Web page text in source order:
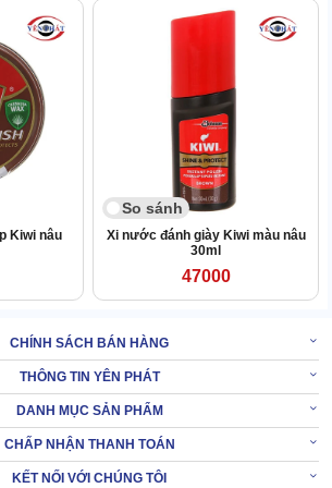
cụ
chuẩn, bên cạnh hộp
Kiwi nâu
So sánh
Xi nước đánh giày Kiwi màu nâu
30ml
47000
CHÍNH SÁCH BÁN HÀNG
THÔNG TIN YÊN PHÁT
DANH MỤC SẢN PHẨM
CHẤP NHẬN THANH TOÁN
KẾT NỐI VỚI CHÚNG TÔI